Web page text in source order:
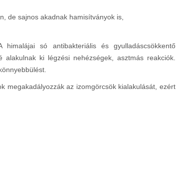
de sajnos akadnak hamisítványok is,
só antibakteriális és gyulladáscsökkentő
ki légzési nehézségek, asztmás reakciók.
megakadályozzák az izomgörcsök kialakulását, ezért